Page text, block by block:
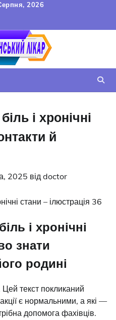
2026
КОРИСТУВАЧА
і хронічні
й
2025 від doctor
і хронічні
знати
родині
Цей текст покликаний
є нормальними, а які —
допомога фахівців.